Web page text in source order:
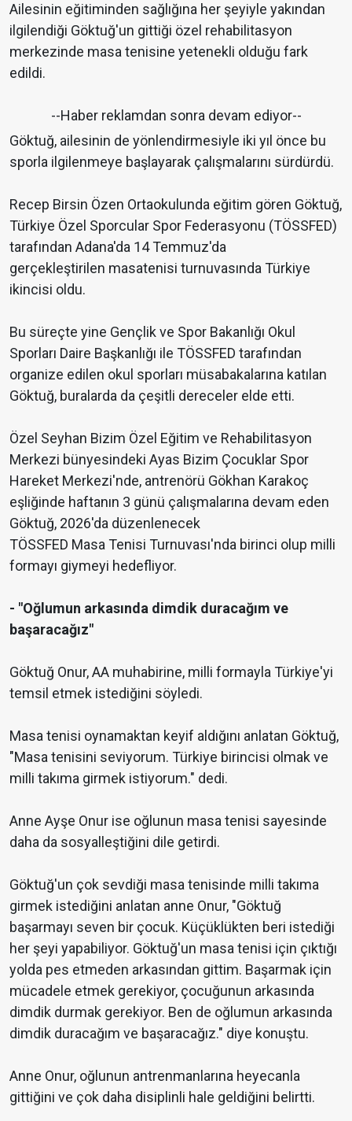
Ailesinin eğitiminden sağlığına her şeyiyle yakından
ilgilendiği Göktuğ'un gittiği özel rehabilitasyon
merkezinde masa tenisine yetenekli olduğu fark
edildi.
--Haber reklamdan sonra devam ediyor--
Göktuğ, ailesinin de yönlendirmesiyle iki yıl önce bu
sporla ilgilenmeye başlayarak çalışmalarını sürdürdü.
Recep Birsin Özen Ortaokulunda eğitim gören Göktuğ,
Türkiye Özel Sporcular Spor Federasyonu (TÖSSFED)
tarafından Adana'da 14 Temmuz'da
gerçekleştirilen masatenisi turnuvasında Türkiye
ikincisi oldu.
Bu süreçte yine Gençlik ve Spor Bakanlığı Okul
Sporları Daire Başkanlığı ile TÖSSFED tarafından
organize edilen okul sporları müsabakalarına katılan
Göktuğ, buralarda da çeşitli dereceler elde etti.
Özel Seyhan Bizim Özel Eğitim ve Rehabilitasyon
Merkezi bünyesindeki Ayas Bizim Çocuklar Spor
Hareket Merkezi'nde, antrenörü Gökhan Karakoç
eşliğinde haftanın 3 günü çalışmalarına devam eden
Göktuğ, 2026'da düzenlenecek
TÖSSFED Masa Tenisi Turnuvası'nda birinci olup milli
formayı giymeyi hedefliyor.
- "Oğlumun arkasında dimdik duracağım ve
başaracağız"
Göktuğ Onur, AA muhabirine, milli formayla Türkiye'yi
temsil etmek istediğini söyledi.
Masa tenisi oynamaktan keyif aldığını anlatan Göktuğ,
"Masa tenisini seviyorum. Türkiye birincisi olmak ve
milli takıma girmek istiyorum." dedi.
Anne Ayşe Onur ise oğlunun masa tenisi sayesinde
daha da sosyalleştiğini dile getirdi.
Göktuğ'un çok sevdiği masa tenisinde milli takıma
girmek istediğini anlatan anne Onur, "Göktuğ
başarmayı seven bir çocuk. Küçüklükten beri istediği
her şeyi yapabiliyor. Göktuğ'un masa tenisi için çıktığı
yolda pes etmeden arkasından gittim. Başarmak için
mücadele etmek gerekiyor, çocuğunun arkasında
dimdik durmak gerekiyor. Ben de oğlumun arkasında
dimdik duracağım ve başaracağız." diye konuştu.
Anne Onur, oğlunun antrenmanlarına heyecanla
gittiğini ve çok daha disiplinli hale geldiğini belirtti.